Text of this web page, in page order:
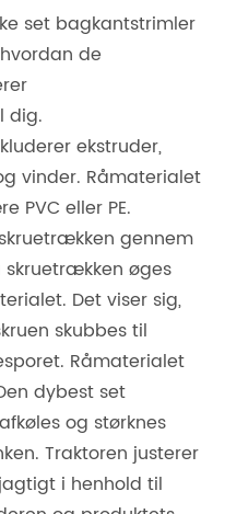
set bagkantstrimler
de
dig.
ekstruder,
vinder. Råmaterialet
PVC eller PE.
gennem
øges
Det viser sig,
skubbes til
Råmaterialet
dybest set
og størknes
Traktoren justerer
i henhold til